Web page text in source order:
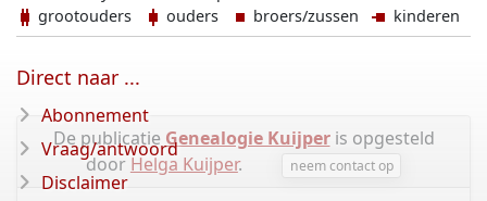
grootouders
ouders broers/zussen kinderen
De publicatie Genealogie Kuijperis opgesteld
door Helga Kuijper. neem contact op
Direct naar ...
Abonnement
Vraag/antwoord
Disclaimer